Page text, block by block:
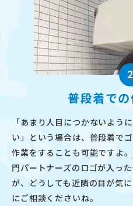
2
普段着で
「あまり人目につかないよう
い」という場合は、普段着で
作業をすることも可能ですよ
門パートナーズのロゴが入っ
が、どうしても近隣の目が気
にご相談くださいね。